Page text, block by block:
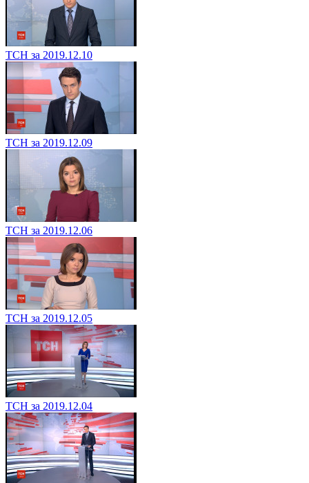
ТСН за 2019.12.10
ТСН за 2019.12.09
ТСН за 2019.12.06
ТСН за 2019.12.05
ТСН за 2019.12.04